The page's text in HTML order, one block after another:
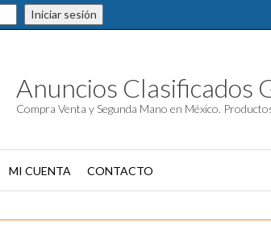
Iniciar sesión
Anuncios Clasificados
Compra Venta y Segunda Mano en México.
MI CUENTA CONTACTO